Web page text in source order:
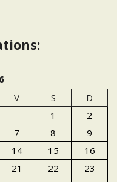
V S
D
1
2
7 8
9
14 15
16
21 22
23